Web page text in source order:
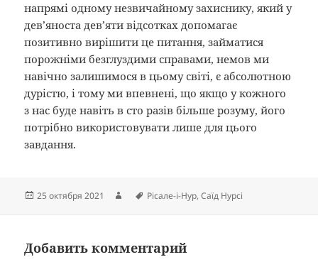
напрямі одному незвичайному захиснику, який у
дев’яноста дев’яти відсотках допомагає
позитивно вирішити це питання, займатися
порожніми безглуздими справами, немов ми
навічно залишимося в цьому світі, є абсолютною
дурістю, і тому ми впевнені, що якщо у кожного
з нас буде навіть в сто разів більше розуму, його
потрібно використовувати лише для цього
завдання.
Опубликовано
25 октября 2021 АвторМетки
Рісале-і-Hyp,Саїд Нурсі
Добавить комментарий